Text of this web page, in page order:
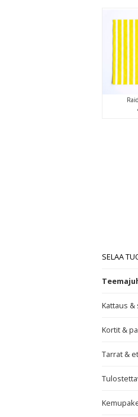
SELAA
Kattaus
Kortit &
Tarrat &